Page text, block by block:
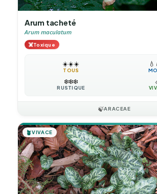
Arum tacheté
Arum maculatum
☠️Toxique
☀️☀️☀️
TOUS
💧
❄️❄️❄️
RUSTIQUE
🍃ARACEAE
🪴VIVACE